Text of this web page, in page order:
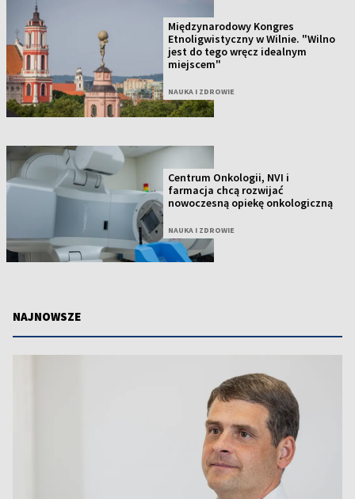
Międzynarodowy Kongres
Etnoligwistyczny w Wilnie. "Wilno
jest do tego wręcz idealnym
miejscem"
NAUKA I ZDROWIE
Centrum Onkologii, NVI i
farmacja chcą rozwijać
nowoczesną opiekę onkologiczną
NAUKA I ZDROWIE
NAJNOWSZE